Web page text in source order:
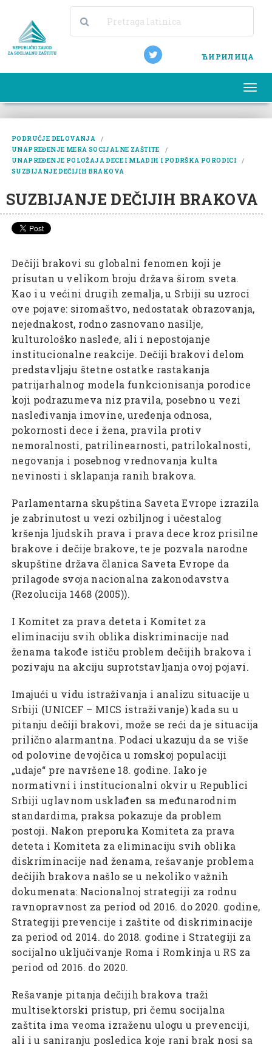
ЋИРИЛИЦА
PODRUČJE DELOVANJA
UNAPREĐENJE MERA SOCIJALNE ZAŠTITE
UNAPREĐENJE POLOŽAJA DECE I MLADIH I PODRŠKA PORODICI
SUZBIJANJE DEČIJIH BRAKOVA
SUZBIJANJE DEČIJIH BRAKOVA
Dečiji brakovi su globalni fenomen koji je
prisutan u velikom broju država širom sveta.
Kao i u većini drugih zemalja, u Srbiji su uzroci
ove pojave: siromaštvo, nedostatak obrazovanja,
nejednakost, rodno zasnovano nasilje,
kulturološko nasleđe, ali i nepostojanje
institucionalne reakcije. Dečiji brakovi delom
predstavljaju štetne ostatke rastakanja
patrijarhalnog modela funkcionisanja porodice
koji podrazumeva niz pravila, posebno u vezi
nasleđivanja imovine, uređenja odnosa,
pokornosti dece i žena, pravila protiv
nemoralnosti, patrilinearnosti, patrilokalnosti,
negovanja i posebnog vrednovanja kulta
nevinosti i sklapanja ranih brakova.
Parlamentarna skupština Saveta Evrope izrazila
je zabrinutost u vezi ozbiljnog i učestalog
kršenja ljudskih prava i prava dece kroz prisilne
brakove i dečije brakove, te je pozvala narodne
skupštine država članica Saveta Evrope da
prilagode svoja nacionalna zakonodavstva
(Rezolucija 1468 (2005)).
I Komitet za prava deteta i Komitet za
eliminaciju svih oblika diskriminacije nad
ženama takođe ističu problem dečijih brakova i
pozivaju na akciju suprotstavljanja ovoj pojavi.
Imajući u vidu istraživanja i analizu situacije u
Srbiji (UNICEF – MICS istraživanje) kada su u
pitanju dečiji brakovi, može se reći da je situacija
prilično alarmantna. Podaci ukazuju da se više
od polovine devojčica u romskoj populaciji
„udaje“ pre navršene 18. godine. Iako je
normativni i institucionalni okvir u Republici
Srbiji uglavnom usklađen sa međunarodnim
standardima, praksa pokazuje da problem
postoji. Nakon preporuka Komiteta za prava
deteta i Komiteta za eliminaciju svih oblika
diskriminacije nad ženama, rešavanje problema
dečijih brakova našlo se u nekoliko važnih
dokumenata: Nacionalnoj strategiji za rodnu
ravnopravnost za period od 2016. do 2020. godine,
Strategiji prevencije i zaštite od diskriminacije
za period od 2014. do 2018. godine i Strategiji za
socijalno uključivanje Roma i Romkinja u RS za
period od 2016. do 2020.
Rešavanje pitanja dečijih brakova traži
multisektorski pristup, pri čemu socijalna
zaštita ima veoma izraženu ulogu u prevenciji,
ali i u saniranju posledica koje rani brak nosi sa